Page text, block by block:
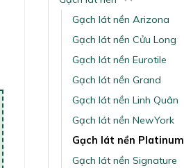
Gạch lát nền Arizona
Gạch lát nền Cửu Long
Gạch lát nền Eurotile
Gạch lát nền Grand
Gạch lát nền Linh Quân
Gạch lát nền NewYork
Gạch lát nền Platinum
Gạch lát nền Signature